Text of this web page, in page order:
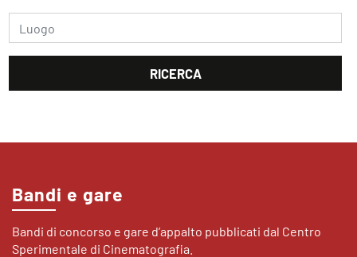
Bandi e gare
Bandi di concorso e gare d’appalto pubblicati dal Centro
Sperimentale di Cinematografia.